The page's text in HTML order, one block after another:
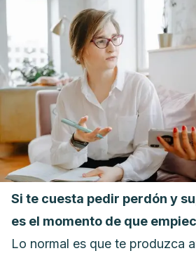
Si te cuesta pedir perdón y
es el momento de que
Lo normal es que te produzca